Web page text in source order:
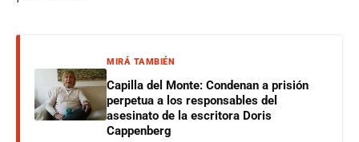
MIRÁ TAMBIÉN
Capilla del Monte: Condenan a prisión
perpetua a los responsables del
asesinato de la escritora Doris
Cappenberg